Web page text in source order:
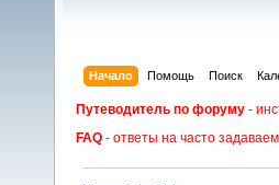
Начало Помощь Поиск
Путеводитель по форуму -
FAQ - ответы на часто